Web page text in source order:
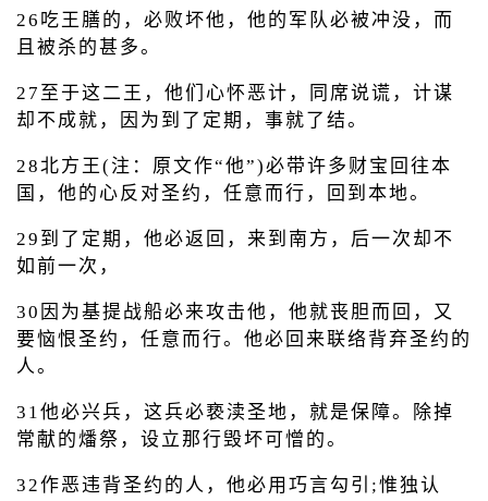
26吃王膳的，必败坏他，他的军队必被冲没，而
且被杀的甚多。
27至于这二王，他们心怀恶计，同席说谎，计谋
却不成就，因为到了定期，事就了结。
28北方王(注：原文作“他”)必带许多财宝回往本
国，他的心反对圣约，任意而行，回到本地。
29到了定期，他必返回，来到南方，后一次却不
如前一次，
30因为基提战船必来攻击他，他就丧胆而回，又
要恼恨圣约，任意而行。他必回来联络背弃圣约的
人。
31他必兴兵，这兵必亵渎圣地，就是保障。除掉
常献的燔祭，设立那行毁坏可憎的。
32作恶违背圣约的人，他必用巧言勾引;惟独认